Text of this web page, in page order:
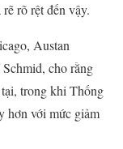
rõ rệt đến vậy.
Austan
cho rằng
trong khi Thống
hơn với mức giảm